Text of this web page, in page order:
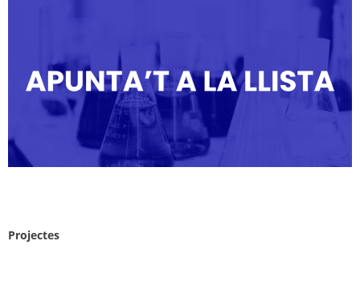
Projectes